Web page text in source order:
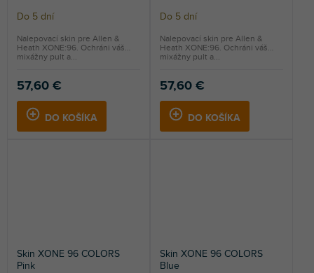
Do 5 dní
57,60 €
DO KOŠÍKA
Nalepovací skin pre Allen &
Heath XONE:96. Ochráni váš
mixážny pult a...
Do 5 dní
57,60 €
DO KOŠÍKA
Nalepovací skin pre Allen &
Heath XONE:96. Ochráni váš
mixážny pult a...
Skin XONE 96 COLORS
Pink
Skin XONE 96 COLORS
Blue